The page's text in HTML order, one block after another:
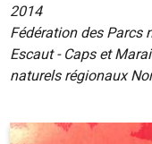
2014
Fédération des Parcs
Escaut - Caps et
naturels régionaux